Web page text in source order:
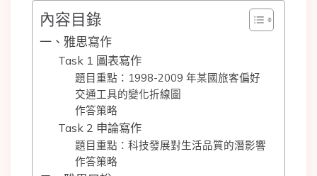
內容目錄
一、雅思寫作
Task 1 圖表寫作
題目重點：1998-2009 年某國旅客偏好
交通工具的變化折線圖
作答策略
Task 2 申論寫作
題目重點：科技發展對生活品質的潛影響
作答策略